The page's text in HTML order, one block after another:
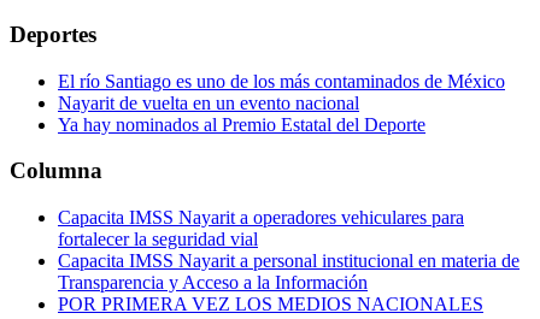
Deportes
El río Santiago es uno de los más contaminados de México
Nayarit de vuelta en un evento nacional
Ya hay nominados al Premio Estatal del Deporte
Columna
Capacita IMSS Nayarit a operadores vehiculares para
fortalecer la seguridad vial
Capacita IMSS Nayarit a personal institucional en materia de
Transparencia y Acceso a la Información
POR PRIMERA VEZ LOS MEDIOS NACIONALES